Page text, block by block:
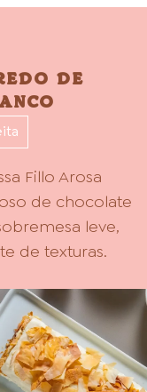
DE
Fillo Arosa
de chocolate
leve,
de texturas.